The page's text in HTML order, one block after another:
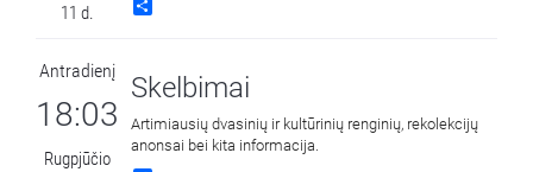
11 d.
Antradienį
18:03
Rugpjūčio
Skelbimai
Artimiausių dvasinių ir kultūrinių renginių, rekolekcijų
anonsai bei kita informacija.